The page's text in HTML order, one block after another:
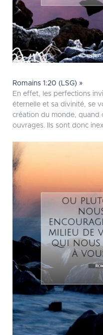
Romains 1:20 (LSG) »
En effet, les perfections
éternelle et sa divinité, se
création du monde, quand
ouvrages. Ils sont donc